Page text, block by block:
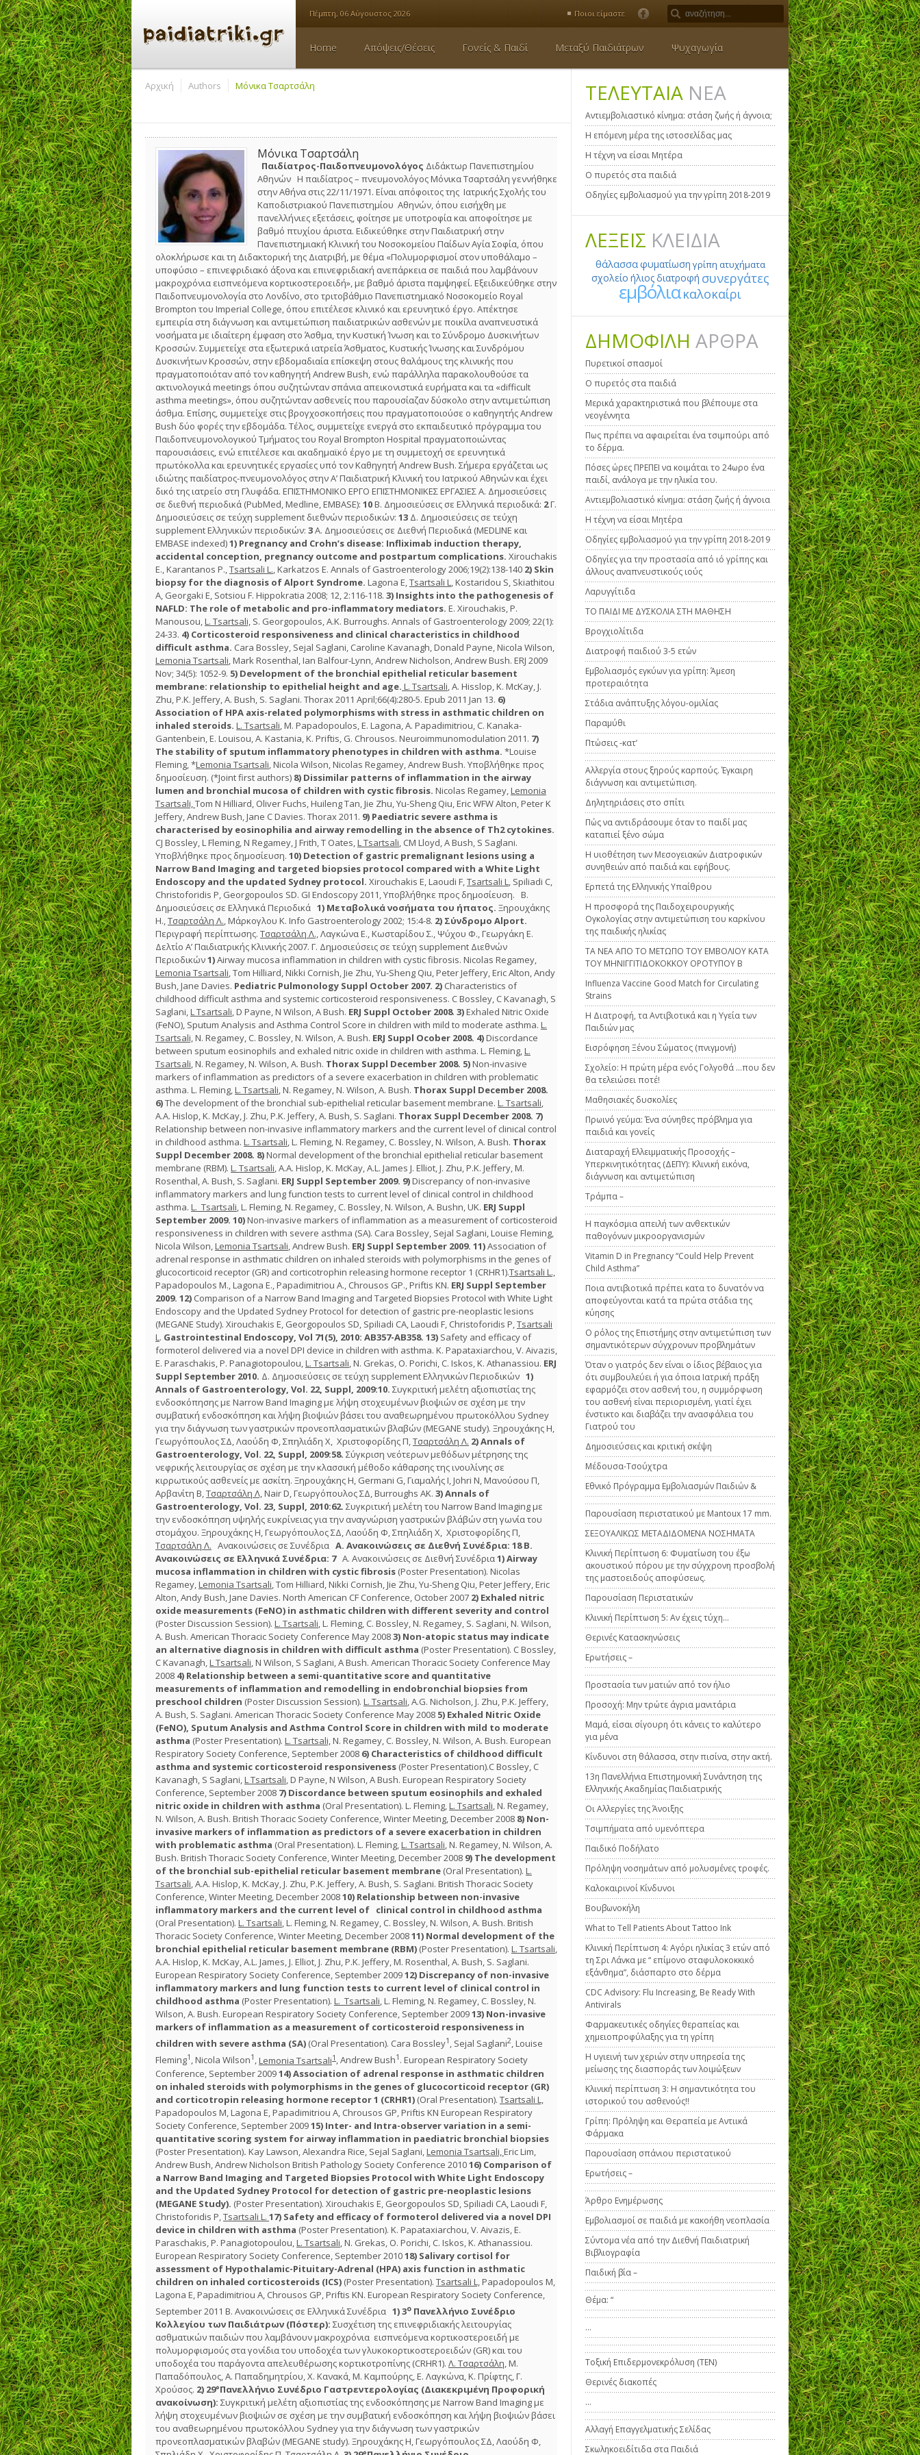
Πέμπτη, 06 Αύγουστος 2026 Ποιοι είμαστε
Home Απόψεις/Θέσεις Γονείς & Παιδί Μεταξύ Παιδιάτρων Ψυχαγωγία
Αρχική Authors Μόνικα Τσαρτσάλη
Μόνικα Τσαρτσάλη
Παιδίατρος-Παιδοπνευμονολόγος Διδάκτωρ Πανεπιστημίου
Αθηνών Η παιδίατρος – πνευμονολόγος Μόνικα Τσαρτσάλη γεννήθηκε
στην Αθήνα στις 22/11/1971. Είναι απόφοιτος της Ιατρικής Σχολής του
Καποδιστριακού Πανεπιστημίου Αθηνών, όπου εισήχθη με
πανελλήνιες εξετάσεις, φοίτησε με υποτροφία και αποφοίτησε με
βαθμό πτυχίου άριστα. Ειδικεύθηκε στην Παιδιατρική στην
Πανεπιστημιακή Κλινική του Νοσοκομείου Παίδων Αγία Σοφία, όπου
ολοκλήρωσε και τη Διδακτορική της Διατριβή, με θέμα «Πολυμορφισμοί στον υποθάλαμο –
υποφύσιο – επινεφριδιακό άξονα και επινεφριδιακή ανεπάρκεια σε παιδιά που λαμβάνουν
μακροχρόνια εισπνεόμενα κορτικοστεροειδή», με βαθμό άριστα παμψηφεί. Εξειδικεύθηκε στην
Παιδοπνευμονολογία στο Λονδίνο, στο τριτοβάθμιο Πανεπιστημιακό Νοσοκομείο Royal
Brompton του Imperial College, όπου επιτέλεσε κλινικό και ερευνητικό έργο. Απέκτησε
εμπειρία στη διάγνωση και αντιμετώπιση παιδιατρικών ασθενών με ποικίλα αναπνευστικά
νοσήματα με ιδιαίτερη έμφαση στο Άσθμα, την Κυστική Ίνωση και το Σύνδρομο Δυσκινήτων
Κροσσών. Συμμετείχε στα εξωτερικά ιατρεία Άσθματος, Κυστικής Ίνωσης και Συνδρόμου
Δυσκινήτων Κροσσών, στην εβδομαδιαία επίσκεψη στους θαλάμους της κλινικής που
πραγματοποιόταν από τον καθηγητή Andrew Bush, ενώ παράλληλα παρακολουθούσε τα
ακτινολογικά meetings όπου συζητώνταν σπάνια απεικονιστικά ευρήματα και τα «difficult
asthma meetings», όπου συζητώνταν ασθενείς που παρουσίαζαν δύσκολο στην αντιμετώπιση
άσθμα. Επίσης, συμμετείχε στις βρογχοσκοπήσεις που πραγματοποιούσε ο καθηγητής Andrew
Bush δύο φορές την εβδομάδα. Τέλος, συμμετείχε ενεργά στο εκπαιδευτικό πρόγραμμα του
Παιδοπνευμονολογικού Τμήματος του Royal Brompton Hospital πραγματοποιώντας
παρουσιάσεις, ενώ επιτέλεσε και ακαδημαϊκό έργο με τη συμμετοχή σε ερευνητικά
πρωτόκολλα και ερευνητικές εργασίες υπό τον Καθηγητή Andrew Bush. Σήμερα εργάζεται ως
ιδιώτης παιδίατρος-πνευμονολόγος στην Α’ Παιδιατρική Κλινική του Ιατρικού Αθηνών και έχει
δικό της ιατρείο στη Γλυφάδα. ΕΠΙΣΤΗΜΟΝΙΚΟ ΕΡΓΟ ΕΠΙΣΤΗΜΟΝΙΚΕΣ ΕΡΓΑΣΙΕΣ Α. Δημοσιεύσεις
σε διεθνή περιοδικά (PubMed, Medline, EMBASE): 10Β. Δημοσιεύσεις σε Ελληνικά περιοδικά: 2Γ.
Δημοσιεύσεις σε τεύχη supplement διεθνών περιοδικών: 13 Δ. Δημοσιεύσεις σε τεύχη
supplement Ελληνικών περιοδικών: 3Α. Δημοσιεύσεις σε Διεθνή Περιοδικά (MEDLINE και
EMBASE indexed)1) Pregnancy and Crohn’s disease: Infliximab induction therapy,
accidental conception, pregnancy outcome and postpartum complications. Xirouchakis
E., Karantanos P.,Tsartsali L., Karkatzos E. Annals of Gastroenterology 2006;19(2):138-140 2) Skin
biopsy for the diagnosis of Alport Syndrome. Lagona E,Tsartsali L, Kostaridou S, Skiathitou
A, Georgaki E, Sotsiou F. Hippokratia 2008; 12, 2:116-118. 3) Insights into the pathogenesis of
NAFLD: The role of metabolic and pro-inflammatory mediators. E. Xirouchakis, P.
Manousou,L. Tsartsali, S. Georgopoulos, A.K. Burroughs. Annals of Gastroenterology 2009; 22(1):
24-33. 4) Corticosteroid responsiveness and clinical characteristics in childhood
difficult asthma. Cara Bossley, Sejal Saglani, Caroline Kavanagh, Donald Payne, Nicola Wilson,
Lemonia Tsartsali, Mark Rosenthal, Ian Balfour-Lynn, Andrew Nicholson, Andrew Bush. ERJ 2009
Nov; 34(5): 1052-9. 5) Development of the bronchial epithelial reticular basement
membrane: relationship to epithelial height and age. L. Tsartsali, A. Hisslop, K. McKay, J.
Zhu, P.K. Jeffery, A. Bush, S. Saglani. Thorax 2011 April;66(4):280-5. Epub 2011 Jan 13. 6)
Association of HPA axis-related polymorphisms with stress in asthmatic children on
inhaled steroids. L. Tsartsali, M. Papadopoulos, E. Lagona, A. Papadimitriou, C. Kanaka-
Gantenbein, E. Louisou, A. Kastania, K. Priftis, G. Chrousos. Neuroimmunomodulation 2011. 7)
The stability of sputum inflammatory phenotypes in children with asthma. *Louise
Fleming, *Lemonia Tsartsali, Nicola Wilson, Nicolas Regamey, Andrew Bush. Υποβλήθηκε προς
δημοσίευση. (*Joint first authors) 8) Dissimilar patterns of inflammation in the airway
lumen and bronchial mucosa of children with cystic fibrosis. Nicolas Regamey,Lemonia
Tsartsali,Tom N Hilliard, Oliver Fuchs, Huileng Tan, Jie Zhu, Yu-Sheng Qiu, Eric WFW Alton, Peter K
Jeffery, Andrew Bush, Jane C Davies. Τhorax 2011. 9) Paediatric severe asthma is
characterised by eosinophilia and airway remodelling in the absence of Th2 cytokines.
CJ Bossley, L Fleming, N Regamey, J Frith, T Oates,L Tsartsali, CM Lloyd, A Bush, S Saglani.
Υποβλήθηκε προς δημοσίευση. 10) Detection of gastric premalignant lesions using a
Narrow Band Imaging and targeted biopsies protocol compared with a White Light
Endoscopy and the updated Sydney protocol. Xirouchakis E, Laoudi F,Tsartsali L, Spiliadi C,
Christoforidis P, Georgopoulos SD. GI Endoscopy 2011, Υποβλήθηκε προς δημοσίευση. Β.
Δημοσιεύσεις σε Ελληνικά Περιοδικά 1) Μεταβολικά νοσήματα του ήπατος. Ξηρουχάκης
Η.,Τσαρτσάλη Λ., Μάρκογλου Κ. Info Gastroenterology 2002; 15:4-8. 2) Σύνδρομο Alport.
Περιγραφή περίπτωσης. Τσαρτσάλη Λ.,Λαγκώνα E., Κωσταρίδου Σ., Ψύχου Φ., Γεωργάκη Ε.
Δελτίο Α’ Παιδιατρικής Κλινικής 2007. Γ. Δημοσιεύσεις σε τεύχη supplement Διεθνών
Περιοδικών1)Airway mucosa inflammation in children with cystic fibrosis. Nicolas Regamey,
Lemonia Tsartsali, Tom Hilliard, Nikki Cornish, Jie Zhu, Yu-Sheng Qiu, Peter Jeffery, Eric Alton, Andy
Bush, Jane Davies. Pediatric Pulmonology Suppl October 2007. 2) Characteristics of
childhood difficult asthma and systemic corticosteroid responsiveness. C Bossley, C Kavanagh, S
Saglani,L Tsartsali, D Payne, N Wilson, A Bush. ERJ Suppl October 2008. 3)Exhaled Nitric Oxide
(FeNO), Sputum Analysis and Asthma Control Score in children with mild to moderate asthma. L.
Tsartsali,N. Regamey, C. Bossley, N. Wilson, A. Bush. ERJ Suppl Ocober 2008. 4)Discordance
between sputum eosinophils and exhaled nitric oxide in children with asthma. L. Fleming,L.
Tsartsali, N. Regamey, N. Wilson, A. Bush. Thorax Suppl December 2008. 5)Non-invasive
markers of inflammation as predictors of a severe exacerbation in children with problematic
asthma. L. Fleming,L. Tsartsali, N. Regamey, N. Wilson, A. Bush. Thorax Suppl December 2008.
6)The development of the bronchial sub-epithelial reticular basement membrane. L. Tsartsali,
A.A. Hislop, K. McKay, J. Zhu, P.K. Jeffery, A. Bush, S. Saglani. Thorax Suppl December 2008. 7)
Relationship between non-invasive inflammatory markers and the current level of clinical control
in childhood asthma. L. Tsartsali, L. Fleming, N. Regamey, C. Bossley, N. Wilson, A. Bush. Thorax
Suppl December 2008. 8)Normal development of the bronchial epithelial reticular basement
membrane (RBM). L. Tsartsali, A.A. Hislop, K. McKay, A.L. James J. Elliot, J. Zhu, P.K. Jeffery, M.
Rosenthal, A. Bush, S. Saglani. ERJ Suppl September 2009. 9)Discrepancy of non-invasive
inflammatory markers and lung function tests to current level of clinical control in childhood
asthma. L. Tsartsali, L. Fleming, N. Regamey, C. Bossley, N. Wilson, A. Bushn, UK. ERJ Suppl
September 2009. 10)Non-invasive markers of inflammation as a measurement of corticosteroid
responsiveness in children with severe asthma (SA). Cara Bossley, Sejal Saglani, Louise Fleming,
Nicola Wilson,Lemonia Tsartsali, Andrew Bush. ERJ Suppl September 2009. 11)Association of
adrenal response in asthmatic children on inhaled steroids with polymorphisms in the genes of
glucocorticoid receptor (GR) and corticotrophin releasing hormone receptor 1 (CRHR1).Tsartsali L.,
Papadopoulos M., Lagona E., Papadimitriou A., Chrousos GP., Priftis KN. ERJ Suppl September
2009. 12) Comparison of a Narrow Band Imaging and Targeted Biopsies Protocol with White Light
Endoscopy and the Updated Sydney Protocol for detection of gastric pre-neoplastic lesions
(MEGANE Study). Xirouchakis E, Georgopoulos SD, Spiliadi CA, Laoudi F, Christoforidis P,Tsartsali
L. Gastrointestinal Endoscopy, Vol 71(5), 2010: AB357-AB358. 13) Safety and efficacy of
formoterol delivered via a novel DPI device in children with asthma. K. Papataxiarchou, V. Aivazis,
E. Paraschakis, P. Panagiotopoulou,L. Tsartsali, N. Grekas, O. Porichi, C. Iskos, K. Athanassiou. ERJ
Suppl September 2010. Δ. Δημοσιεύσεις σε τεύχη supplement Ελληνικών Περιοδικών 1)
Annals of Gastroenterology, Vol. 22, Suppl, 2009:10. Συγκριτική μελέτη αξιοπιστίας της
ενδοσκόπησης με Narrow Band Imaging με λήψη στοχευμένων βιοψιών σε σχέση με την
συμβατική ενδοσκόπηση και λήψη βιοψιών βάσει του αναθεωρημένου πρωτοκόλλου Sydney
για την διάγνωση των γαστρικών προνεοπλασματικών βλαβών (MEGANE study). Ξηρουχάκης Η,
Γεωργόπουλος ΣΔ, Λαούδη Φ, Σπηλιάδη Χ, Χριστοφορίδης Π,Τσαρτσάλη Λ. 2)Annals of
Gastroenterology, Vol. 22, Suppl, 2009:58. Σύγκριση νεότερων μεθόδων μέτρησης της
νεφρικής λειτουργίας σε σχέση με την κλασσική μέθοδο κάθαρσης της ινουλίνης σε
κιρρωτικούς ασθενείς με ασκίτη. Ξηρουχάκης H, Germani G, Γιαμαλής Ι, Johri Ν, Μανούσου Π,
Αρβανίτη Β,Τσαρτσάλη Λ,Nair D, Γεωργόπουλος ΣΔ, Burroughs AK. 3)Annals of
Gastroenterology, Vol. 23, Suppl, 2010:62. Συγκριτική μελέτη του Narrow Band Imaging με
την ενδοσκόπηση υψηλής ευκρίνειας για την αναγνώριση γαστρικών βλάβών στη γωνία του
στομάχου. Ξηρουχάκης Η, Γεωργόπουλος ΣΔ, Λαούδη Φ, Σπηλιάδη Χ, Χριστοφορίδης Π,
Τσαρτσάλη Λ. Ανακοινώσεις σε Συνέδρια Α. Ανακοινώσεις σε Διεθνή Συνέδρια: 18 Β.
Ανακοινώσεις σε Ελληνικά Συνέδρια: 7Α. Ανακοινώσεις σε Διεθνή Συνέδρια1)Airway
mucosa inflammation in children with cystic fibrosis (Poster Presentation). Nicolas
Regamey,Lemonia Tsartsali, Tom Hilliard, Nikki Cornish, Jie Zhu, Yu-Sheng Qiu, Peter Jeffery, Eric
Alton, Andy Bush, Jane Davies. North American CF Conference, October 2007 2) Exhaled nitric
oxide measurements (FeNO) in asthmatic children with different severity and control
(Poster Discussion Session). L. Tsartsali, L. Fleming, C. Bossley, N. Regamey, S. Saglani, N. Wilson,
A. Bush. American Thoracic Society Conference May 20083) Non-atopic status may indicate
an alternative diagnosis in children with difficult asthma (Poster Presentation). C Bossley,
C Kavanagh,L Tsartsali, N Wilson, S Saglani, A Bush. American Thoracic Society Conference May
2008 4) Relationship between a semi-quantitative score and quantitative
measurements of inflammation and remodelling in endobronchial biopsies from
preschool children (Poster Discussion Session). L. Tsartsali, A.G. Nicholson, J. Zhu, P.K. Jeffery,
A. Bush, S. Saglani. American Thoracic Society Conference May 2008 5) Exhaled Nitric Oxide
(FeNO), Sputum Analysis and Asthma Control Score in children with mild to moderate
asthma (Poster Presentation). L. Tsartsali,N. Regamey, C. Bossley, N. Wilson, A. Bush. European
Respiratory Society Conference, September 2008 6) Characteristics of childhood difficult
asthma and systemic corticosteroid responsiveness (Poster Presentation).C Bossley, C
Kavanagh, S Saglani,L Tsartsali, D Payne, N Wilson, A Bush. European Respiratory Society
Conference, September 2008 7) Discordance between sputum eosinophils and exhaled
nitric oxide in children with asthma (Oral Presentation). L. Fleming,L. Tsartsali, N. Regamey,
N. Wilson, A. Bush. British Thoracic Society Conference, Winter Meeting, December 2008 8) Non-
invasive markers of inflammation as predictors of a severe exacerbation in children
with problematic asthma (Oral Presentation). L. Fleming,L. Tsartsali, N. Regamey, N. Wilson, A.
Bush. British Thoracic Society Conference, Winter Meeting, December 2008 9) The development
of the bronchial sub-epithelial reticular basement membrane (Oral Presentation). L.
Tsartsali, A.A. Hislop, K. McKay, J. Zhu, P.K. Jeffery, A. Bush, S. Saglani. British Thoracic Society
Conference, Winter Meeting, December 200810) Relationship between non-invasive
inflammatory markers and the current level of clinical control in childhood asthma
(Oral Presentation). L. Tsartsali, L. Fleming, N. Regamey, C. Bossley, N. Wilson, A. Bush. British
Thoracic Society Conference, Winter Meeting, December 200811) Normal development of the
bronchial epithelial reticular basement membrane (RBM) (Poster Presentation). L. Tsartsali,
A.A. Hislop, K. McKay, A.L. James, J. Elliot, J. Zhu, P.K. Jeffery, M. Rosenthal, A. Bush, S. Saglani.
European Respiratory Society Conference, September 200912) Discrepancy of non-invasive
inflammatory markers and lung function tests to current level of clinical control in
childhood asthma (Poster Presentation). L. Tsartsali, L. Fleming, N. Regamey, C. Bossley, N.
Wilson, A. Bush. European Respiratory Society Conference, September 200913) Non-invasive
markers of inflammation as a measurement of corticosteroid responsiveness in
children with severe asthma (SA) (Oral Presentation). Cara Bossley1 , Sejal Saglani2, Louise
Fleming1 , Nicola Wilson1 ,Lemonia Tsartsali1 , Andrew Bush1 . European Respiratory Society
Conference, September 200914)Association of adrenal response in asthmatic children
on inhaled steroids with polymorphisms in the genes of glucocorticoid receptor (GR)
and corticotropin releasing hormone receptor 1 (CRHR1) (Oral Presentation). Tsartsali L,
Papadopoulos M, Lagona E, Papadimitriou A, Chrousos GP, Priftis KN European Respiratory
Society Conference, September 200915) Inter- and Intra-observer variation in a semi-
quantitative scoring system for airway inflammation in paediatric bronchial biopsies
(Poster Presentation). Kay Lawson, Alexandra Rice, Sejal Saglani,Lemonia Tsartsali,Eric Lim,
Andrew Bush, Andrew Nicholson British Pathology Society Conference 201016) Comparison of
a Narrow Band Imaging and Targeted Biopsies Protocol with White Light Endoscopy
and the Updated Sydney Protocol for detection of gastric pre-neoplastic lesions
(MEGANE Study). (Poster Presentation). Xirouchakis E, Georgopoulos SD, Spiliadi CA, Laoudi F,
Christoforidis P,Tsartsali L. 17) Safety and efficacy of formoterol delivered via a novel DPI
device in children with asthma (Poster Presentation). K. Papataxiarchou, V. Aivazis, E.
Paraschakis, P. Panagiotopoulou,L. Tsartsali, N. Grekas, O. Porichi, C. Iskos, K. Athanassiou.
European Respiratory Society Conference, September 201018) Salivary cortisol for
assessment of Hypothalamic-Pituitary-Adrenal (HPA) axis function in asthmatic
children on inhaled corticosteroids (ICS) (Poster Presentation). Tsartsali L,Papadopoulos M,
Lagona E, Papadimitriou A, Chrousos GP, Priftis KN. European Respiratory Society Conference,
September 2011 Β. Ανακοινώσεις σε Ελληνικά Συνέδρια 1)3o Πανελλήνιο Συνέδριο
Κολλεγίου των Παιδιάτρων (Πόστερ): Συσχέτιση της επινεφριδιακής λειτουργίας
ασθματικών παιδιών που λαμβάνουν μακροχρόνια εισπνεόμενα κορτικοστεροειδή με
πολυμορφισμούς στα γονίδια του υποδοχέα των γλυκοκορτικοστεροειδών (GR) και του
υποδοχέα του παράγοντα απελευθέρωσης κορτικοτροπίνης (CRHR1). Λ. Τσαρτσάλη, Μ.
Παπαδόπουλος, Α. Παπαδημητρίου, Χ. Κανακά, Μ. Καμπούρης, Ε. Λαγκώνα, Κ. Πρίφτης, Γ.
Χρούσος. 2) 29°Πανελλήνιο Συνέδριο Γαστρεντερολογίας (Διακεκριμένη Προφορική
ανακοίνωση): Συγκριτική μελέτη αξιοπιστίας της ενδοσκόπησης με Narrow Band Imaging με
λήψη στοχευμένων βιοψιών σε σχέση με την συμβατική ενδοσκόπηση και λήψη βιοψιών βάσει
του αναθεωρημένου πρωτοκόλλου Sydney για την διάγνωση των γαστρικών
προνεοπλασματικών βλαβών (MEGANE study). Ξηρουχάκης Η, Γεωργόπουλος ΣΔ, Λαούδη Φ,
ΤΕΛΕΥΤΑΙΑ ΝΕΑ
Αντιεμβολιαστικό κίνημα: στάση ζωής ή άγνοια;
Η επόμενη μέρα της ιστοσελίδας μας
Η τέχνη να είσαι Μητέρα
Ο πυρετός στα παιδιά
Οδηγίες εμβολιασμού για την γρίπη 2018-2019
ΛΕΞΕΙΣ ΚΛΕΙΔΙΑ
θάλασσαφυματίωση γρίπη ατυχήματα
σχολείο ήλιοςδιατροφή συνεργάτες
εμβόλια καλοκαίρι
ΔΗΜΟΦΙΛΗ ΑΡΘΡΑ
Πυρετικοί σπασμοί
Ο πυρετός στα παιδιά
Μερικά χαρακτηριστικά που βλέπουμε στα
νεογέννητα
Πως πρέπει να αφαιρείται ένα τσιμπούρι από
το δέρμα.
Πόσες ώρες ΠΡΕΠΕΙ να κοιμάται το 24ωρο ένα
παιδί, ανάλογα με την ηλικία του.
Αντιεμβολιαστικό κίνημα: στάση ζωής ή άγνοια
Η τέχνη να είσαι Μητέρα
Οδηγίες εμβολιασμού για την γρίπη 2018-2019
Οδηγίες για την προστασία από ιό γρίπης και
άλλους αναπνευστικούς ιούς
Λαρυγγίτιδα
ΤΟ ΠΑΙΔΙ ΜΕ ΔΥΣΚΟΛΙΑ ΣΤΗ ΜΑΘΗΣΗ
Βρογχιολίτιδα
Διατροφή παιδιού 3-5 ετών
Εμβολιασμός εγκύων για γρίπη: Άμεση
προτεραιότητα
Στάδια ανάπτυξης λόγου-ομιλίας
Παραμύθι
Πτώσεις -κατ’
Αλλεργία στους ξηρούς καρπούς. Έγκαιρη
διάγνωση και αντιμετώπιση.
Δηλητηριάσεις στο σπίτι
Πώς να αντιδράσουμε όταν το παιδί μας
καταπιεί ξένο σώμα
Η υιοθέτηση των Μεσογειακών Διατροφικών
συνηθειών από παιδιά και εφήβους.
Ερπετά της Ελληνικής Υπαίθρου
Η προσφορά της Παιδοχειρουργικής
Ογκολογίας στην αντιμετώπιση του καρκίνου
της παιδικής ηλικίας
ΤΑ ΝΕΑ ΑΠΟ ΤΟ ΜΕΤΩΠΟ ΤΟΥ ΕΜΒΟΛΙΟΥ ΚΑΤΑ
ΤΟΥ ΜΗΝΙΓΓΙΤΙΔΟΚΟΚΚΟΥ ΟΡΟΤΥΠΟΥ Β
Influenza Vaccine Good Match for Circulating
Strains
H Διατροφή, τα Αντιβιοτικά και η Υγεία των
Παιδιών μας
Εισρόφηση Ξένου Σώματος (πνιγμονή)
Σχολείο: Η πρώτη μέρα ενός Γολγοθά …που δεν
θα τελειώσει ποτέ!
Μαθησιακές δυσκολίες
Πρωινό γεύμα: Ένα σύνηθες πρόβλημα για
παιδιά και γονείς
Διαταραχή Ελλειμματικής Προσοχής –
Υπερκινητικότητας (ΔΕΠΥ): Κλινική εικόνα,
διάγνωση και αντιμετώπιση
Τράμπα –
Η παγκόσμια απειλή των ανθεκτικών
παθογόνων μικροοργανισμών
Vitamin D in Pregnancy “Could Help Prevent
Child Asthma”
Ποια αντιβιοτικά πρέπει κατα το δυνατόν να
αποφεύγονται κατά τα πρώτα στάδια της
κύησης
Ο ρόλος της Επιστήμης στην αντιμετώπιση των
σημαντικότερων σύγχρονων προβλημάτων
Όταν ο γιατρός δεν είναι ο ίδιος βέβαιος για
ότι συμβουλεύει ή για όποια Ιατρική πράξη
εφαρμόζει στον ασθενή του, η συμμόρφωση
του ασθενή είναι περιορισμένη, γιατί έχει
ένστικτο και διαβάζει την ανασφάλεια του
Γιατρού του
Δημοσιεύσεις και κριτική σκέψη
Μέδουσα-Τσούχτρα
Εθνικό Πρόγραμμα Εμβολιασμών Παιδιών &
Παρουσίαση περιστατικού με Mantoux 17 mm.
ΣΕΞΟΥΑΛΙΚΩΣ ΜΕΤΑΔΙΔΟΜΕΝΑ ΝΟΣΗΜΑΤΑ
Κλινική Περίπτωση 6: Φυματίωση του έξω
ακουστικού πόρου με την σύγχρονη προσβολή
της μαστοειδούς αποφύσεως.
Παρουσίαση Περιστατικών
Κλινική Περίπτωση 5: Αν έχεις τύχη…
Θερινές Κατασκηνώσεις
Ερωτήσεις –
Προστασία των ματιών από τον ήλιο
Προσοχή: Μην τρώτε άγρια μανιτάρια
Μαμά, είσαι σίγουρη ότι κάνεις το καλύτερο
για μένα
Κίνδυνοι στη θάλασσα, στην πισίνα, στην ακτή.
13η Πανελλήνια Επιστημονική Συνάντηση της
Ελληνικής Ακαδημίας Παιδιατρικής
Οι Αλλεργίες της Άνοιξης
Τσιμπήματα από υμενόπτερα
Παιδικό Ποδήλατο
Πρόληψη νοσημάτων από μολυσμένες τροφές.
Καλοκαιρινοί Κίνδυνοι
Βουβωνοκήλη
What to Tell Patients About Tattoo Ink
Κλινική Περίπτωση 4: Αγόρι ηλικίας 3 ετών από
τη Σρι Λάνκα με “ επίμονο σταφυλοκοκκικό
εξάνθημα”, διάσπαρτο στο δέρμα
CDC Advisory: Flu Increasing, Be Ready With
Antivirals
Φαρμακευτικές οδηγίες θεραπείας και
χημειοπροφύλαξης για τη γρίπη
Η υγιεινή των χεριών στην υπηρεσία της
μείωσης της διασποράς των λοιμώξεων
Κλινική περίπτωση 3: Η σημαντικότητα του
ιστορικού του ασθενούς!!
Γρίπη: Πρόληψη και Θεραπεία με Αντιικά
Φάρμακα
Παρουσίαση σπάνιου περιστατικού
Ερωτήσεις –
Άρθρο Ενημέρωσης
Εμβολιασμοί σε παιδιά με κακοήθη νεοπλασία
Σύντομα νέα από την Διεθνή Παιδιατρική
Βιβλιογραφία
Παιδική βία –
Θέμα: “
…
Τοξική Επιδερμονεκρόλυση (ΤΕΝ)
Θερινές διακοπές
…
Αλλαγή Επαγγελματικής Σελίδας
Σκωληκοειδίτιδα στα Παιδιά